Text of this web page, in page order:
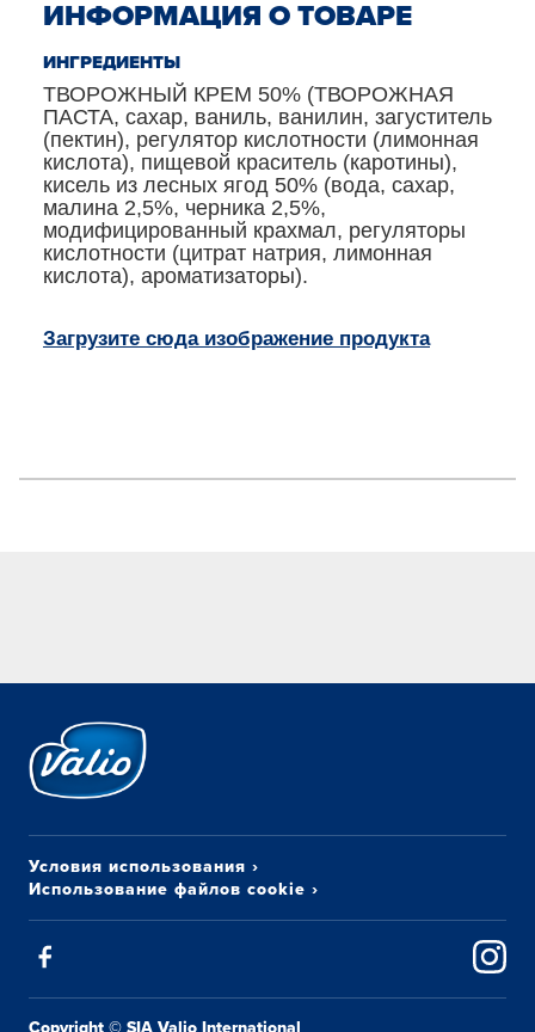
ИНФОРМАЦИЯ О ТОВАРЕ
ИНГРЕДИЕНТЫ
ТВОРОЖНЫЙ КРЕМ 50% (ТВОРОЖНАЯ
ПАСТА, сахар, ваниль, ванилин, загуститель
(пектин), регулятор кислотности (лимонная
кислота), пищевой краситель (каротины),
кисель из лесных ягод 50% (вода, сахар,
малина 2,5%, черника 2,5%,
модифицированный крахмал, регуляторы
кислотности (цитрат натрия, лимонная
кислота), ароматизаторы).
Загрузите сюда изображение продукта
Условия использования ›
Использование файлов cookie ›